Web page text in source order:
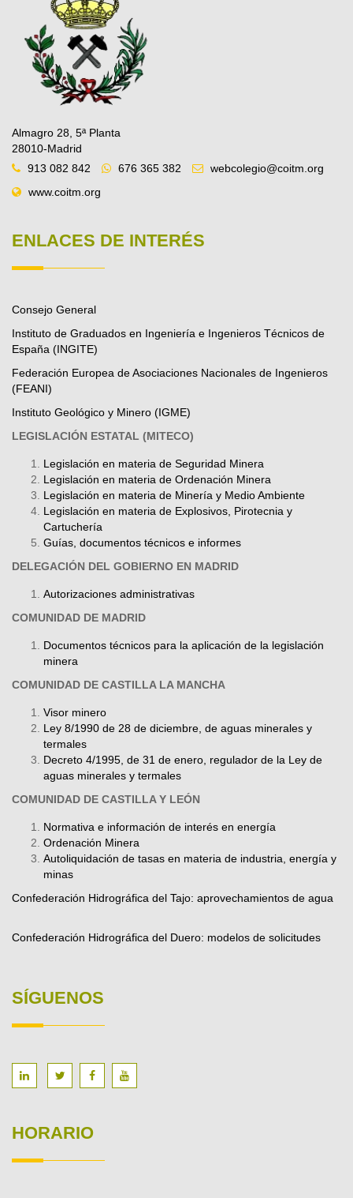
Almagro 28, 5ª Planta
28010-Madrid
913 082 842
676 365 382
webcolegio@coitm.org
www.coitm.org
ENLACES DE INTERÉS
Consejo General
Instituto de Graduados en Ingeniería e Ingenieros Técnicos de
España (INGITE)
Federación Europea de Asociaciones Nacionales de Ingenieros
(FEANI)
Instituto Geológico y Minero (IGME)
LEGISLACIÓN ESTATAL (MITECO)
Legislación en materia de Seguridad Minera
Legislación en materia de Ordenación Minera
Legislación en materia de Minería y Medio Ambiente
Legislación en materia de Explosivos, Pirotecnia y
Cartuchería
Guías, documentos técnicos e informes
DELEGACIÓN DEL GOBIERNO EN MADRID
Autorizaciones administrativas
COMUNIDAD DE MADRID
Documentos técnicos para la aplicación de la legislación
minera
COMUNIDAD DE CASTILLA LA MANCHA
Visor minero
Ley 8/1990 de 28 de diciembre, de aguas minerales y
termales
Decreto 4/1995, de 31 de enero, regulador de la Ley de
aguas minerales y termales
COMUNIDAD DE CASTILLA Y LEÓN
Normativa e información de interés en energía
Ordenación Minera
Autoliquidación de tasas en materia de industria, energía y
minas
Confederación Hidrográfica del Tajo: aprovechamientos de agua
Confederación Hidrográfica del Duero: modelos de solicitudes
SÍGUENOS
HORARIO